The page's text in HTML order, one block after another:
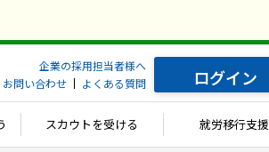
企業の採用担当者様へ
お問い合わせ
よくある質問 ログイン
スカウトを受ける 就労移行支援